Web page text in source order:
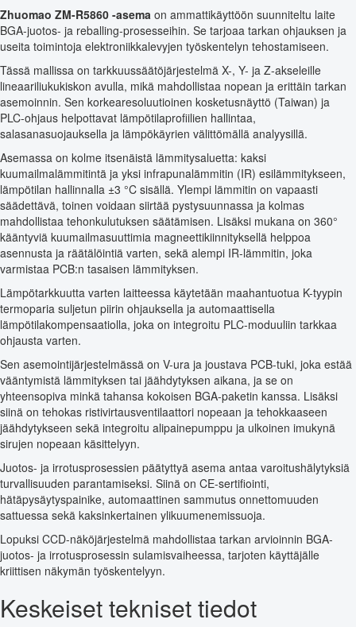
Zhuomao ZM-R5860 -asema on ammattikäyttöön suunniteltu laite
BGA-juotos- ja reballing-prosesseihin. Se tarjoaa tarkan ohjauksen ja
useita toimintoja elektroniikkalevyjen työskentelyn tehostamiseen.
Tässä mallissa on tarkkuussäätöjärjestelmä X-, Y- ja Z-akseleille
lineaariliukukiskon avulla, mikä mahdollistaa nopean ja erittäin tarkan
asemoinnin. Sen korkearesoluutioinen kosketusnäyttö (Taiwan) ja
PLC-ohjaus helpottavat lämpötilaprofiilien hallintaa,
salasanasuojauksella ja lämpökäyrien välittömällä analyysillä.
Asemassa on kolme itsenäistä lämmitysaluetta: kaksi
kuumailmalämmitintä ja yksi infrapunalämmitin (IR) esilämmitykseen,
lämpötilan hallinnalla ±3 °C sisällä. Ylempi lämmitin on vapaasti
säädettävä, toinen voidaan siirtää pystysuunnassa ja kolmas
mahdollistaa tehonkulutuksen säätämisen. Lisäksi mukana on 360°
kääntyviä kuumailmasuuttimia magneettikiinnityksellä helppoa
asennusta ja räätälöintiä varten, sekä alempi IR-lämmitin, joka
varmistaa PCB:n tasaisen lämmityksen.
Lämpötarkkuutta varten laitteessa käytetään maahantuotua K-tyypin
termoparia suljetun piirin ohjauksella ja automaattisella
lämpötilakompensaatiolla, joka on integroitu PLC-moduuliin tarkkaa
ohjausta varten.
Sen asemointijärjestelmässä on V-ura ja joustava PCB-tuki, joka estää
vääntymistä lämmityksen tai jäähdytyksen aikana, ja se on
yhteensopiva minkä tahansa kokoisen BGA-paketin kanssa. Lisäksi
siinä on tehokas ristivirtausventilaattori nopeaan ja tehokkaaseen
jäähdytykseen sekä integroitu alipainepumppu ja ulkoinen imukynä
sirujen nopeaan käsittelyyn.
Juotos- ja irrotusprosessien päätyttyä asema antaa varoitushälytyksiä
turvallisuuden parantamiseksi. Siinä on CE-sertifiointi,
hätäpysäytyspainike, automaattinen sammutus onnettomuuden
sattuessa sekä kaksinkertainen ylikuumenemissuoja.
Lopuksi CCD-näköjärjestelmä mahdollistaa tarkan arvioinnin BGA-
juotos- ja irrotusprosessin sulamisvaiheessa, tarjoten käyttäjälle
kriittisen näkymän työskentelyyn.
Keskeiset tekniset tiedot